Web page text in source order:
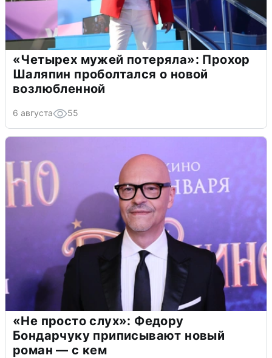
«Четырех мужей потеряла»: Прохор
Шаляпин проболтался о новой
возлюбленной
6 августа 55
«Не просто слух»: Федору
Бондарчуку приписывают новый
роман — с кем